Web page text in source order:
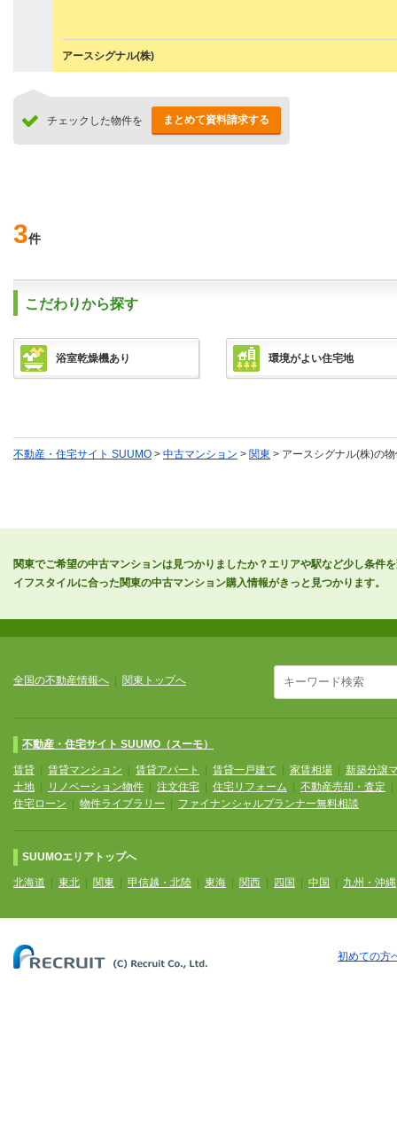
アースシグナル(株)
チェックした物件を まとめて資料請求する
3件
こだわりから探す
浴室乾燥機あり 環境がよい住宅地
不動産・住宅サイト SUUMO > 中古マンション > 関東 > アースシグナル(株)の
関東でご希望の中古マンションは見つかりましたか？エリアや駅など少し条件
イフスタイルに合った関東の中古マンション購入情報がきっと見つかります。
全国の不動産情報へ 関東トップへ
不動産・住宅サイト SUUMO（スーモ）
賃貸 賃貸マンション 賃貸アパート 賃貸一戸建て 家賃相場
新築分譲
土地
リノベーション物件 注文住宅 住宅リフォーム 不動産売却・査定
住宅ローン
物件ライブラリー ファイナンシャルプランナー無料相談
SUUMOエリアトップへ
北海道 東北 関東 甲信越・北陸 東海 関西 四国 中国 九州・沖縄
初めての方